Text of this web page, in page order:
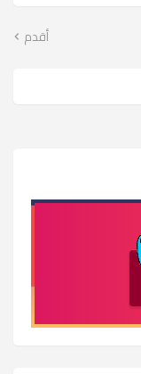
أقدم